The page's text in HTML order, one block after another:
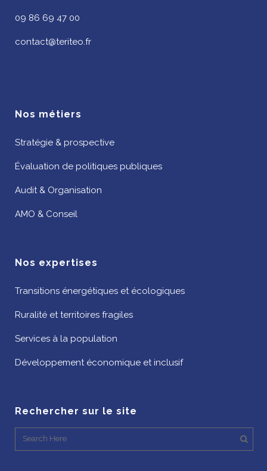
09 86 69 47 00
contact@teriteo.fr
Nos métiers
Stratégie & prospective
Évaluation de politiques publiques
Audit & Organisation
AMO & Conseil
Nos expertises
Transitions énergétiques et écologiques
Ruralité et territoires fragiles
Services à la population
Développement économique et inclusif
Rechercher sur le site